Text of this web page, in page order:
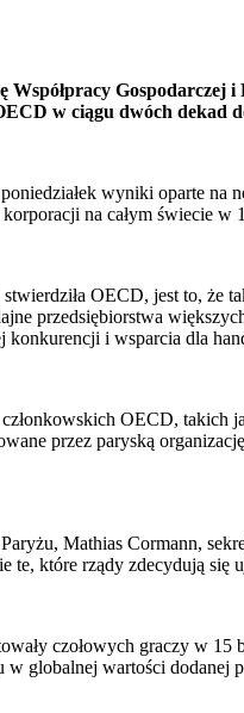
Współpracy
w ciągu dwóch dekad
wyniki oparte na
na całym świecie w
OECD, jest to, że
przedsiębiorstwa
i wsparcia dla
OECD, takich
przez paryską
Mathias Cormann,
te, które rządy zdecydują
czołowych graczy w
globalnej wartości dodanej